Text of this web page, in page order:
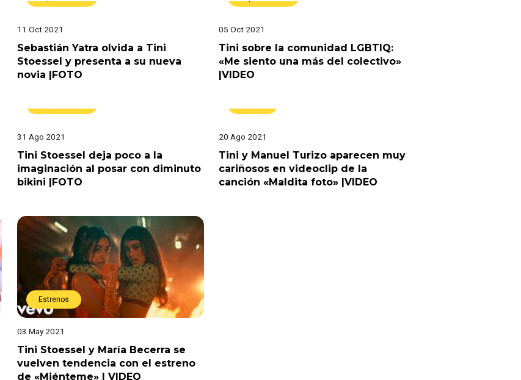
11 Oct 2021
Sebastián Yatra olvida a Tini
Stoessel y presenta a su nueva
novia |FOTO
05 Oct 2021
Tini sobre la comunidad LGBTIQ:
«Me siento una más del colectivo»
|VIDEO
31 Ago 2021
Tini Stoessel deja poco a la
imaginación al posar con diminuto
bikini |FOTO
20 Ago 2021
Tini y Manuel Turizo aparecen muy
cariñosos en videoclip de la
canción «Maldita foto» |VIDEO
Estrenos
03 May 2021
Tini Stoessel y María Becerra se
vuelven tendencia con el estreno
de «Miénteme» | VIDEO